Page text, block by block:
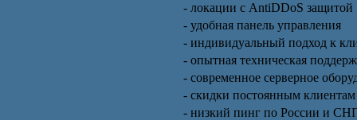
- локации с AntiDDoS защитой
- удобная панель управления
- индивидуальный подход к
- опытная техническая
- современное серверное
- скидки постоянным
- низкий пинг по России и